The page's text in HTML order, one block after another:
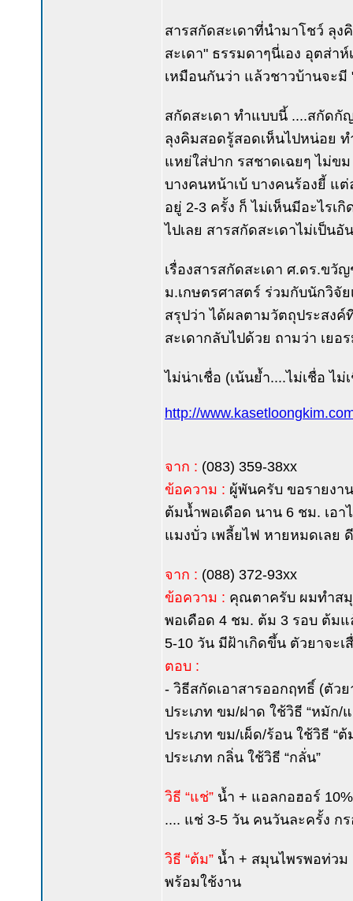
สารสกัดสะเดาที่นำมาโชว์ ลุ
สะเดา" ธรรมดาๆนี่เอง อุตส่า
เหมือนกันว่า แล้วชาวบ้านจะมี
สกัดสะเดา ทำแบบนี้ ....สกัดกั
ลุงคิมสอดรู้สอดเห็นไปหน่อย ท
แหย่ใส่ปาก รสชาดเฉยๆ ไม่ข
บางคนหน้าเบ้ บางคนร้องยี้ แ
อยู่ 2-3 ครั้ง ก็ ไม่เห็นมีอะไรเ
ไปเลย สารสกัดสะเดาไม่เป็น
เรื่องสารสกัดสะเดา ศ.ดร.ข
ม.เกษตรศาสตร์ ร่วมกับนักวิจั
สรุปว่า ได้ผลตามวัตถุประสง
สะเดากลับไปด้วย ถามว่า เยอ
ไม่น่าเชื่อ (เน้นย้ำ....ไม่เชื่อ ไ
http://
จาก : (083) 359-38xx
ข้อความ : ผู้พันครับ ขอรายงา
ต้มน้ำพอเดือด นาน 6 ชม. เอ
แมงบั่ว เพลี้ยไฟ หายหมดเลย
จาก : (088) 372-93xx
ข้อความ : คุณตาครับ ผมทำสมุ
พอเดือด 4 ชม. ต้ม 3 รอบ ต้ม
5-10 วัน มีฝ้าเกิดขึ้น ตัวยาจะ
ตอบ :
- วิธีสกัดเอาสารออกฤทธิ์ (ตัวย
ประเภท ขม/ฝาด ใช้วิธี “หมัก/
ประเภท ขม/เผ็ด/ร้อน ใช้วิธี “ต้
ประเภท กลิ่น ใช้วิธี “กลั่น”
วิธี “แช่” น้ำ + แอลกอฮอร์
.... แช่ 3-5 วัน คนวันละครั้ง ก
วิธี “ต้ม” น้ำ + สมุนไพรพอท่วม
พร้อมใช้งาน